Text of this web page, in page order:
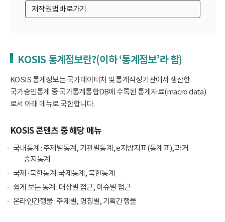
저작권법 바로가기
KOSIS 통계정보란?(이하 ‘통계정보’라 함)
KOSIS 통계정보는 국가데이터처 및 통계작성기관에서 생산한
국가승인통계 중 국가통계통합DB에 수록된 통계자료(macro data)
로서 아래 메뉴로 국한합니다.
KOSIS 콘텐츠 중 해당 메뉴
국내통계 : 주제별통계, 기관별통계, e지방지표(통계표), 과거·
중지통계
국제·북한통계 :국제통계, 북한통계
쉽게 보는 통계 : 대상별 접근, 이슈별 접근
온라인간행물 : 주제별, 명칭별, 기획간행물